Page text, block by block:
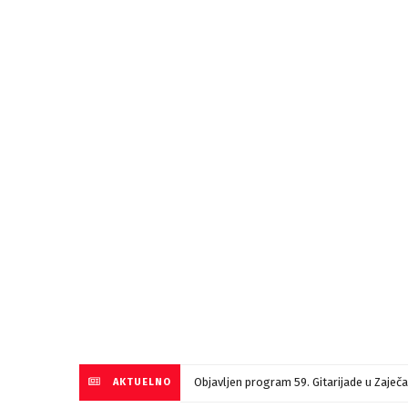
AKTUELNO Objavljen program 59. Gitarijade u